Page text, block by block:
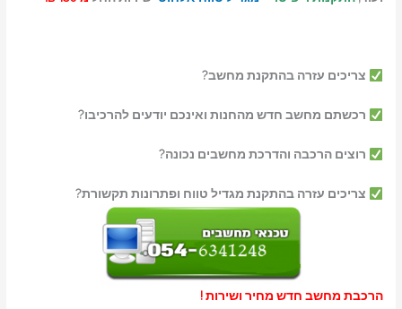
צריכים עזרה בהתקנת מחשב?
רכשתם מחשב חדש מהחנות ואינכם יודעים להרכיבו?
רוצים הרכבה והדרכת מחשבים נכונה?
צריכים עזרה בהתקנת מגדיל טווח ופתרונות תקשורת?
הרכבת מחשב חדש מחיר ושירות !